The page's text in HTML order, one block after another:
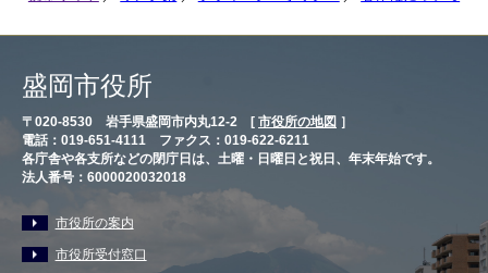
盛岡市役所
〒020-8530 岩手県盛岡市内丸12-2 [ 市役所の地図 ］
電話：019-651-4111 ファクス：019-622-6211
各庁舎や各支所などの閉庁日は、土曜・日曜日と祝日、年末年始です。
法人番号：6000020032018
市役所の案内
市役所受付窓口